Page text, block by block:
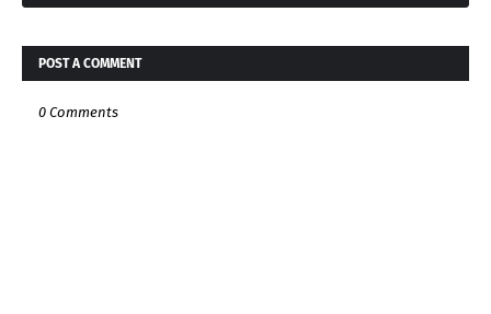
POST A COMMENT
0 Comments